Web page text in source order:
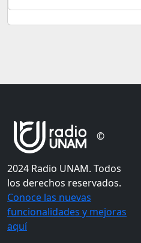
©
2024 Radio UNAM. Todos
los derechos reservados.
Conoce las nuevas
funcionalidades y mejoras
aquí